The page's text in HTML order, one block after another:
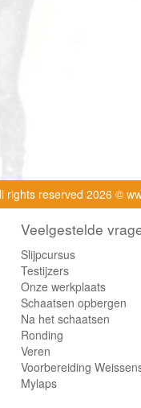
rights reserved 2026 ©
Veelgestelde
Slijpcursus
Testijzers
Onze werkplaats
Schaatsen opbergen
Na het schaatsen
Ronding
Veren
Voorbereiding
Mylaps